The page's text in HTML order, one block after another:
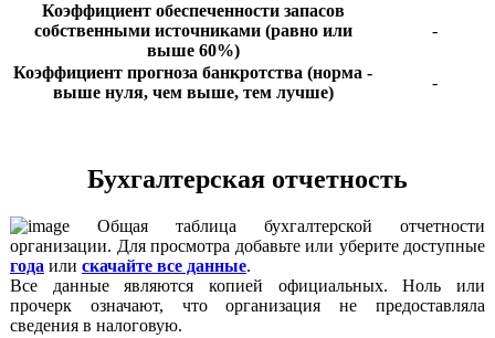
Коэффициент обеспеченности запасов
собственными источниками (равно или
выше 60%)
-
Коэффициент прогноза банкротства (норма -
выше нуля, чем выше, тем лучше)
-
Бухгалтерская отчетность
Общая таблица бухгалтерской отчетности
организации. Для просмотра добавьте или уберите доступные
года или скачайте все данные.
Все данные являются копией официальных. Ноль или
прочерк означают, что организация не предоставляла
сведения в налоговую.